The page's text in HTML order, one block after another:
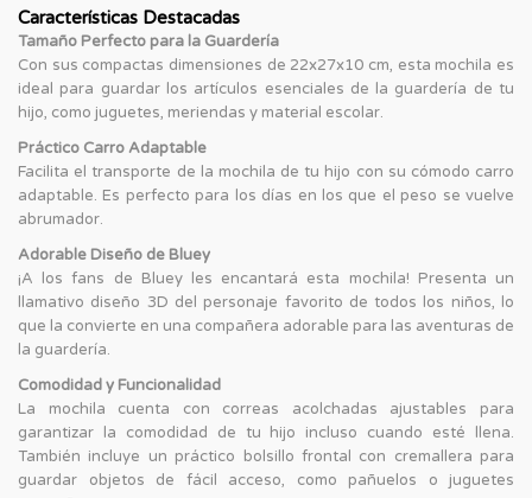
Características Destacadas
Tamaño Perfecto para la Guardería
Con sus compactas dimensiones de 22x27x10 cm, esta mochila es
ideal para guardar los artículos esenciales de la guardería de tu
hijo, como juguetes, meriendas y material escolar.
Práctico Carro Adaptable
Facilita el transporte de la mochila de tu hijo con su cómodo carro
adaptable. Es perfecto para los días en los que el peso se vuelve
abrumador.
Adorable Diseño de Bluey
¡A los fans de Bluey les encantará esta mochila! Presenta un
llamativo diseño 3D del personaje favorito de todos los niños, lo
que la convierte en una compañera adorable para las aventuras de
la guardería.
Comodidad y Funcionalidad
La mochila cuenta con correas acolchadas ajustables para
garantizar la comodidad de tu hijo incluso cuando esté llena.
También incluye un práctico bolsillo frontal con cremallera para
guardar objetos de fácil acceso, como pañuelos o juguetes